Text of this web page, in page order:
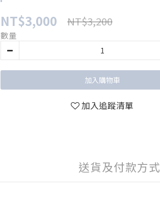
NT$3,000 NT$3,200
數量
加入購物車
加入追蹤清單
送貨及付款方式